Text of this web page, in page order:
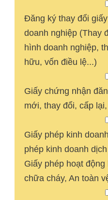
Đăng ký thay đổi
doanh nghiệp (Thay
hình doanh nghiệp,
hữu, vốn điều lệ...)
Giấy chứng nhận
mới, thay đổi, cấp
Giấy phép kinh
phép kinh doanh
Giấy phép hoạt
chữa cháy, An toàn